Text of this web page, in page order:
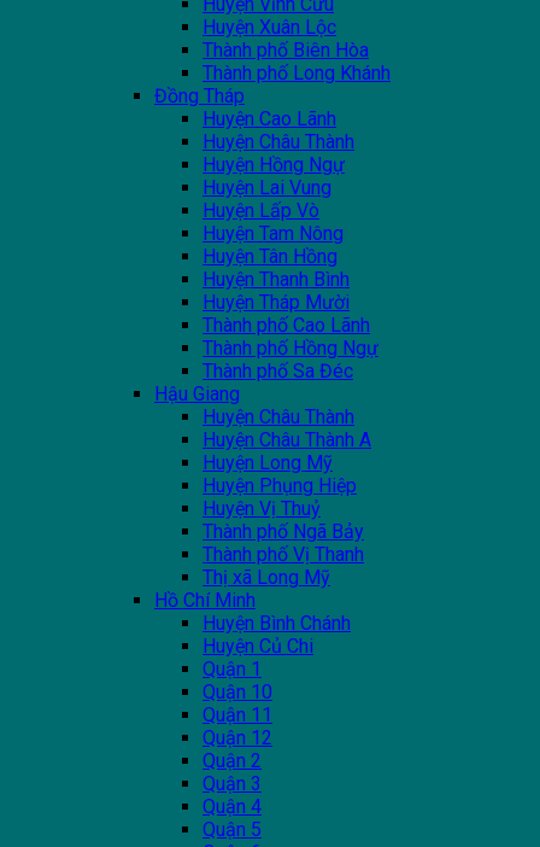
Huyện Xuân Lộc
Thành phố Biên Hòa
Thành phố Long Khánh
Đồng Tháp
Huyện Cao Lãnh
Huyện Châu Thành
Huyện Hồng Ngự
Huyện Lai Vung
Huyện Lấp Vò
Huyện Tam Nông
Huyện Tân Hồng
Huyện Thanh Bình
Huyện Tháp Mười
Thành phố Cao Lãnh
Thành phố Hồng Ngự
Thành phố Sa Đéc
Hậu Giang
Huyện Châu Thành
Huyện Châu Thành A
Huyện Long Mỹ
Huyện Phụng Hiệp
Huyện Vị Thuỷ
Thành phố Ngã Bảy
Thành phố Vị Thanh
Thị xã Long Mỹ
Hồ Chí Minh
Huyện Bình Chánh
Huyện Củ Chi
Quận 1
Quận 10
Quận 11
Quận 12
Quận 2
Quận 3
Quận 4
Quận 5